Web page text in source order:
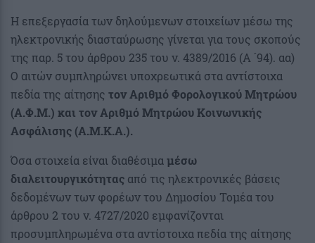
Η επεξεργασία των δηλούμενων στοιχείων μέσω της
ηλεκτρονικής διασταύρωσης γίνεται για τους σκοπούς
της παρ. 5 του άρθρου 235 του ν. 4389/2016 (Α ́ 94). αα)
Ο αιτών συμπληρώνει υποχρεωτικά στα αντίστοιχα
πεδία της αίτησης τον Αριθμό Φορολογικού Μητρώου
(Α.Φ.Μ.) και τον Αριθμό Μητρώου Κοινωνικής
Ασφάλισης (Α.Μ.Κ.Α.).
Όσα στοιχεία είναι διαθέσιμα μέσω
διαλειτουργικότητας από τις ηλεκτρονικές βάσεις
δεδομένων των φορέων του Δημοσίου Τομέα του
άρθρου 2 του ν. 4727/2020 εμφανίζονται
προσυμπληρωμένα στα αντίστοιχα πεδία της αίτησης